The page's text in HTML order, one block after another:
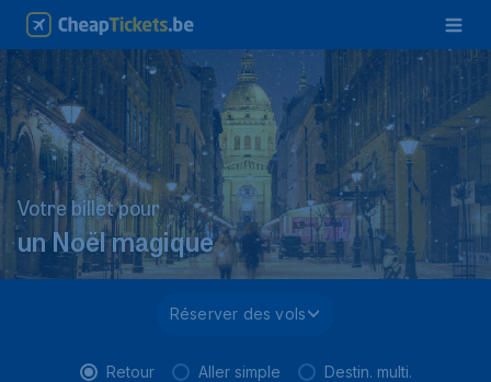
Votre billet pour
un Noël magique
Réserver des vols
Retour Aller simple Destin. multi.